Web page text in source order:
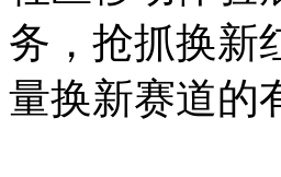
务，抢抓换新
量换新赛道的